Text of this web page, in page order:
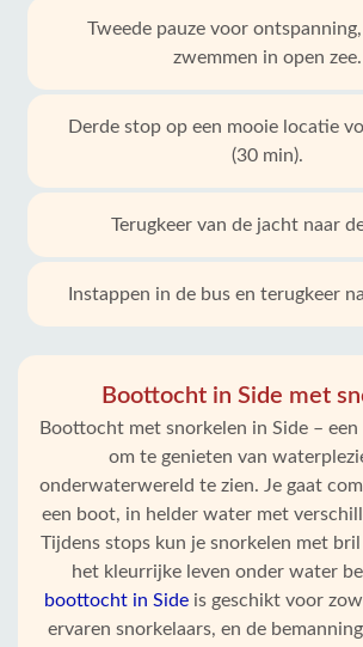
Tweede pauze voor
zwemmen in open zee.
Derde stop op een mooie locatie
(30 min).
Terugkeer van de jacht naar
Instappen in de bus en terugkeer
Boottocht in Side met
Boottocht met snorkelen in Side –
om te genieten van
onderwaterwereld te zien. Je gaat
een boot, in helder water met
Tijdens stops kun je snorkelen met bril
het kleurrijke leven onder water
boottocht in Side is geschikt voor
ervaren snorkelaars, en de